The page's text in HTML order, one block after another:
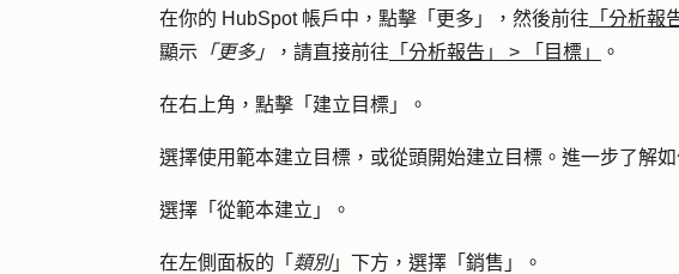
在你的 HubSpot 帳戶中，點擊 「更多」 ，然後前往 「分析報
顯示 「更多」 ，請直接前往 「分析報告」 > 「目標」 。
在右上角，點擊「 建立目標 」。
選擇使用範本建立目標，或從頭開始建立目標。進一步了解
選擇「 從範本建立 」。
在左側面板的「 類別」下方，選擇「 銷售 」。